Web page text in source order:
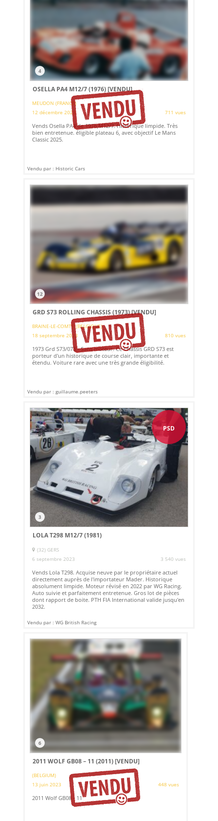
4
OSELLA PA4 M12/7 (1976)[VENDU]
MEUDON (FRANCE)
12 décembre 2023
711 vues
Vends Osella PA4 de 1976,M12/7. Historique limpide. Très
bien entretenue. éligible plateau 6, avec objectif Le Mans
Classic 2025.
Vendu par : Historic Cars
12
GRD S73 ROLLING CHASSIS (1973)[VENDU]
BRAINE-LE-COMTE (BELGIQUE)
18 septembre 2023
810 vues
1973 Grd S73/073 - Sans moteur. Ce Châssis GRD S73 est
porteur d'un historique de course clair, importante et
étendu. Voiture rare avec une très grande éligibilité.
Vendu par : guillaume.peeters
PSD
3
LOLA T298 M12/7 (1981)
(32) GERS
6 septembre 2023
3 540 vues
Vends Lola T298. Acquise neuve par le propriétaire actuel
directement auprès de l'importateur Mader. Historique
absolument limpide. Moteur révisé en 2022 par WG Racing.
Auto suivie et parfaitement entretenue. Gros lot de pièces
dont rapport de boite. PTH FIA International valide jusqu'en
2032.
Vendu par : WG British Racing
6
2011 WOLF GB08 – 11 (2011)[VENDU]
(BELGIUM)
13 juin 2023
448 vues
2011 Wolf GB08 - 11